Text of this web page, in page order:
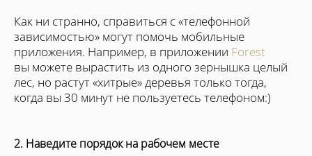
Как ни странно, справиться с «телефонной
зависимостью» могут помочь мобильные
приложения. Например, в приложении Forest
вы можете вырастить из одного зернышка целый
лес, но растут «хитрые» деревья только тогда,
когда вы 30 минут не пользуетесь телефоном:)
2. Наведите порядок на рабочем месте